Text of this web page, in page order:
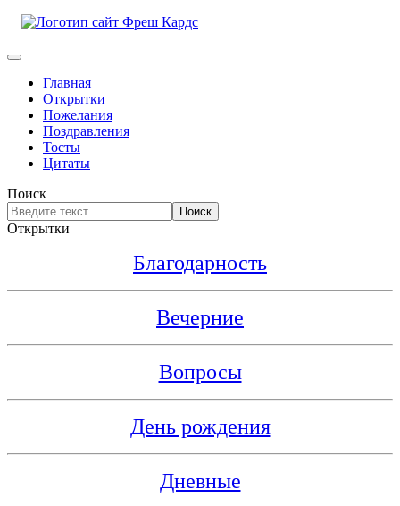
Главная
Открытки
Пожелания
Поздравления
Тосты
Цитаты
Поиск
Поиск
Открытки
Благодарность
Вечерние
Вопросы
День рождения
Дневные